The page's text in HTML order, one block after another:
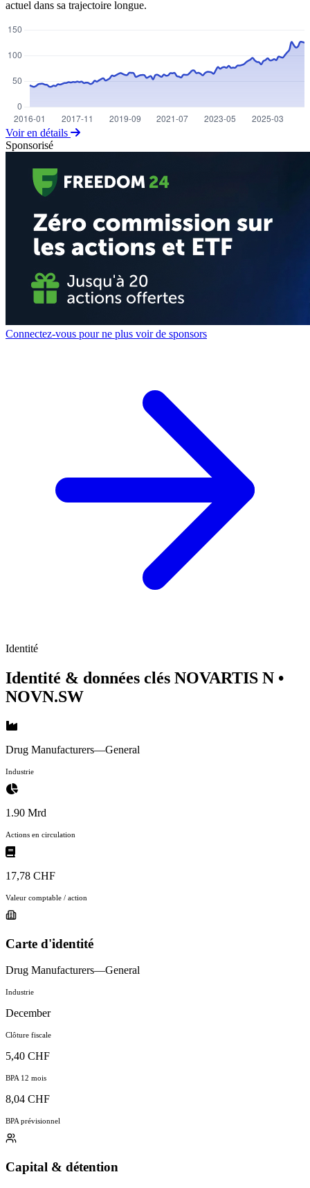
actuel dans sa trajectoire longue.
Voir en détails
Sponsorisé
Connectez-vous pour ne plus voir de sponsors
Identité
Identité & données clés NOVARTIS N •
NOVN.SW
Drug Manufacturers—General
Industrie
1.90 Mrd
Actions en circulation
17,78 CHF
Valeur comptable / action
Carte d'identité
Drug Manufacturers—General
Industrie
December
Clôture fiscale
5,40 CHF
BPA 12 mois
8,04 CHF
BPA prévisionnel
Capital & détention